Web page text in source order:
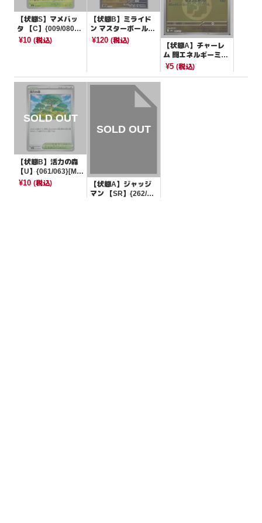
【状態S】マメバッ
タ 【C】{009/080}
[M2]
¥10 (税込)
【状態B】ミライド
ン マスターボールミ
ラー【-】{123/187}
¥120(税込)
【状態A】チャーレ
ム 闘エネルギーミラ
ー【-】{085/193}[M
¥5 (税込)
【状態B】活力の森
【U】{061/063}[M1
S]
¥10 (税込)
【状態A】ジャッジ
マン 【SR】{262/18